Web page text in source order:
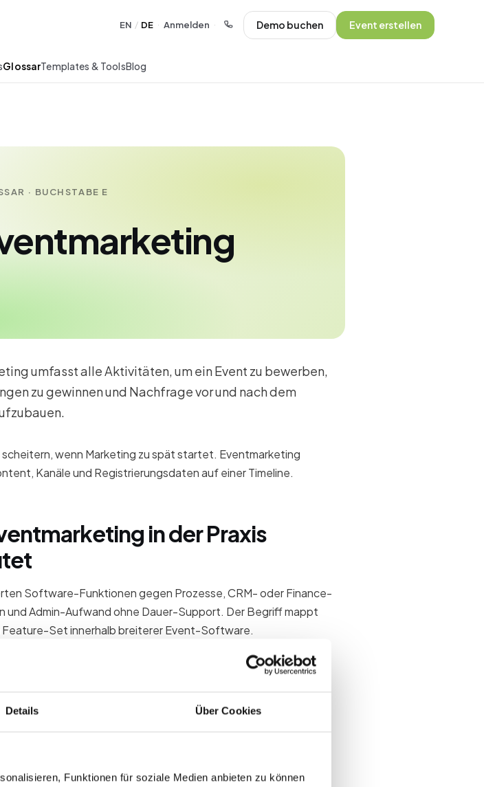
Details Über Cookies
Funktionen für soziale Medien anbieten zu können
EN / DE · Anmelden · Demo buchen Event erstellen
GlossarTemplates & ToolsBlog
· BUCHSTABE E
umfasst alle Aktivitäten, um ein Event zu bewerben,
zu gewinnen und Nachfrage vor und nach dem
wenn Marketing zu spät startet. Eventmarketing
Kanäle und Registrierungsdaten auf einer Timeline.
in der Praxis
Software-Funktionen gegen Prozesse, CRM- oder Finance-
und Admin-Aufwand ohne Dauer-Support. Der Begriff mappt
Feature-Set innerhalb breiterer Event-Software.
Eventmarketing wichtig ist
Bestandsaudience und CRM-Segmente